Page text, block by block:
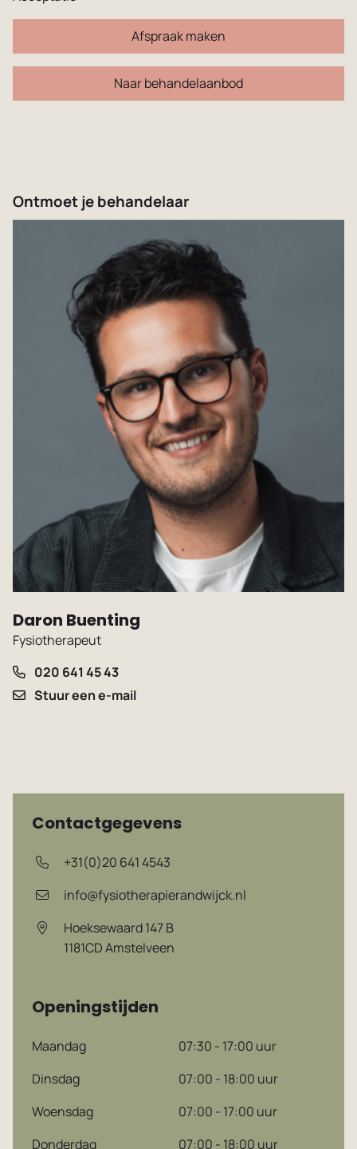
Afspraak maken
Naar behandelaanbod
Ontmoet je behandelaar
Daron Buenting
Fysiotherapeut
020 641 45 43
Stuur een e-mail
Contactgegevens
+31(0)20 641 4543
info@fysiotherapierandwijck.nl
Hoeksewaard 147 B
1181CDAmstelveen
Openingstijden
Maandag
07:30 - 17:00 uur
Dinsdag
07:00 - 18:00 uur
Woensdag
07:00 - 17:00 uur
Donderdag
07:00 - 18:00 uur
Dutch
English